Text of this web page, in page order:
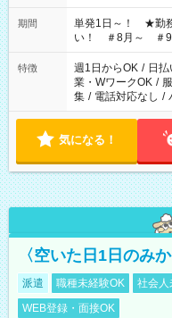
期間
単発1日～！ ★勤務
い！ ＃8月～ ＃9
特徴 週1日からOK / 日
業・WワークOK /
集 / 電話対応なし /
気になる！
〈空いた日1日のみ
派遣 職種未経験OK 社会人
WEB登録・面接OK